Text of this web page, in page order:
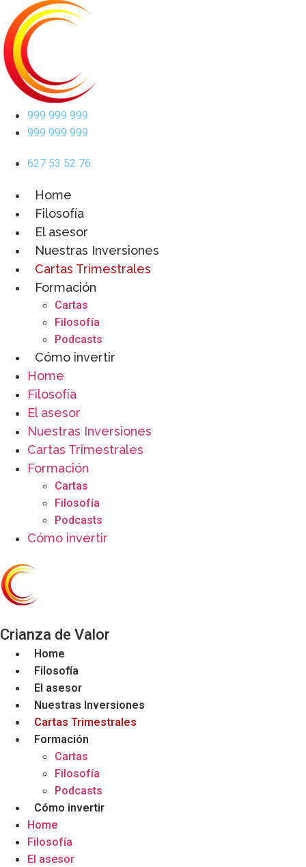
al
contenido
999 999 999
999 999 999
627 53 52 76
Home
Filosofía
El asesor
Nuestras Inversiones
Cartas Trimestrales
Formación
Cartas
Filosofía
Podcasts
Cómo invertir
Home
Filosofía
El asesor
Nuestras Inversiones
Cartas Trimestrales
Formación
Cartas
Filosofía
Podcasts
Cómo invertir
Crianza de Valor
Home
Filosofía
El asesor
Nuestras Inversiones
Cartas Trimestrales
Formación
Cartas
Filosofía
Podcasts
Cómo invertir
Home
Filosofía
El asesor